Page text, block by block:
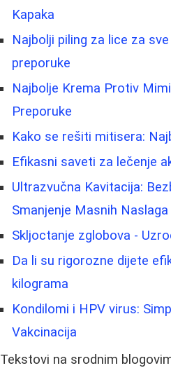
Kapaka
Najbolji piling za lice za
preporuke
Najbolje Krema Protiv
Preporuke
Kako se rešiti mitisera:
Efikasni saveti za lečenje
Ultrazvučna Kavitacija:
Smanjenje Masnih Naslaga
Skljoctanje zglobova -
Da li su rigorozne dijete
kilograma
Kondilomi i HPV virus:
Vakcinacija
Tekstovi na srodnim